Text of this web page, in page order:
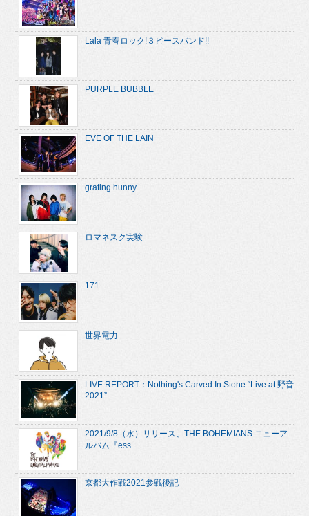
Lala 青春ロック!３ピースバンド!!
PURPLE BUBBLE
EVE OF THE LAIN
grating hunny
ロマネスク実験
171
世界電力
LIVE REPORT：Nothing's Carved In Stone “Live at 野音
2021”...
2021/9/8（水）リリース、THE BOHEMIANS ニューア
ルバム『ess...
京都大作戦2021参戦後記